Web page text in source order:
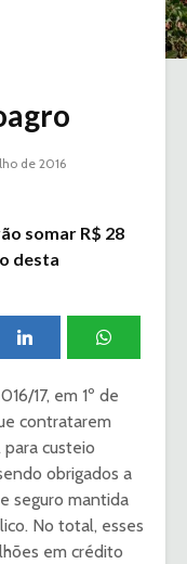
de 2016
somar R$ 28
desta
17, em 1º de
contratarem
custeio
obrigados a
seguro mantida
No total, esses
em crédito